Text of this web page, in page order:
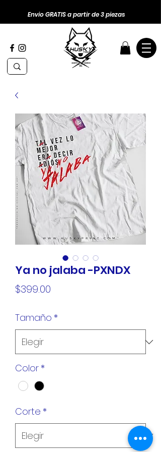
Envio GRATIS a partir de 3 piezas
Ya no jalaba -PXNDX
$399.00
Tamaño *
Color *
Corte *